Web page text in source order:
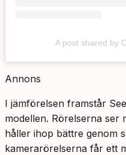
A post shared by
Annons
I jämförelsen framstår
modellen. Rörelserna ser
håller ihop bättre genom
kamerarörelserna får ett